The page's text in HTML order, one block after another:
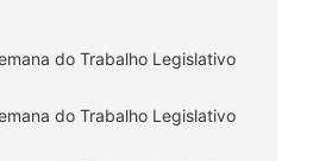
do Trabalho Legislativo
do Trabalho Legislativo